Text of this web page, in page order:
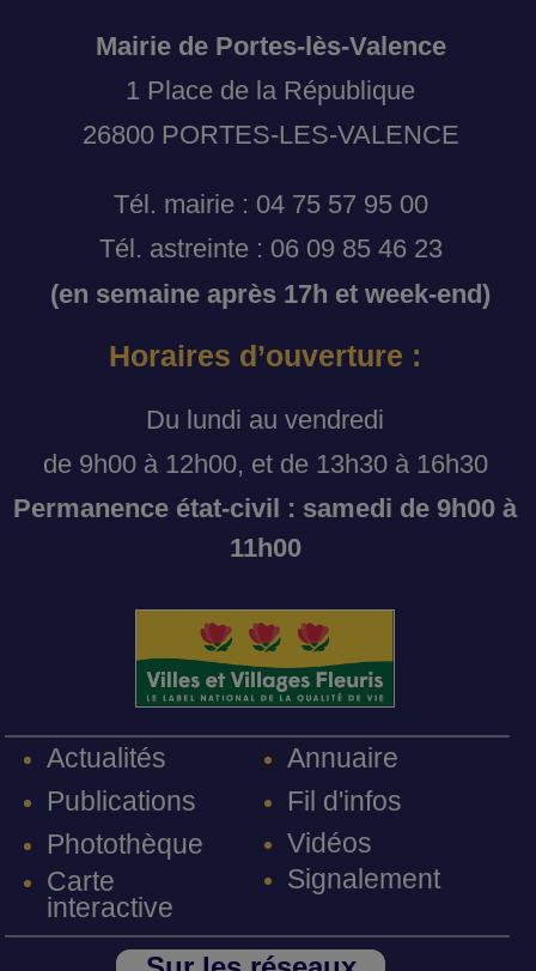
Mairie de Portes-lès-Valence
1 Place de la République
26800 PORTES-LES-VALENCE
Tél. mairie : 04 75 57 95 00
Tél. astreinte : 06 09 85 46 23
(en semaine après 17h et week-end)
Horaires d’ouverture :
Du lundi au vendredi
de 9h00 à 12h00, et de 13h30 à 16h30
Permanence état-civil : samedi de 9h00 à
11h00
Actualités
Publications
Photothèque
Carte
interactive
Annuaire
Fil d'infos
Vidéos
Signalement